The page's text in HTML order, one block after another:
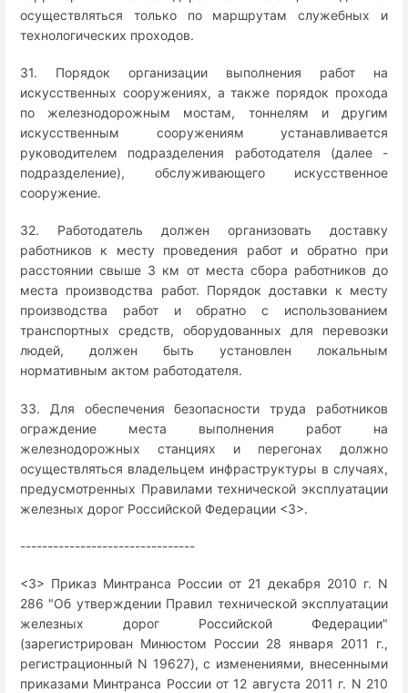
осуществляться только по маршрутам служебных и
технологических проходов.
31. Порядок организации выполнения работ на
искусственных сооружениях, а также порядок прохода
по железнодорожным мостам, тоннелям и другим
искусственным сооружениям устанавливается
руководителем подразделения работодателя (далее -
подразделение), обслуживающего искусственное
сооружение.
32. Работодатель должен организовать доставку
работников к месту проведения работ и обратно при
расстоянии свыше 3 км от места сбора работников до
места производства работ. Порядок доставки к месту
производства работ и обратно с использованием
транспортных средств, оборудованных для перевозки
людей, должен быть установлен локальным
нормативным актом работодателя.
33. Для обеспечения безопасности труда работников
ограждение места выполнения работ на
железнодорожных станциях и перегонах должно
осуществляться владельцем инфраструктуры в случаях,
предусмотренных Правилами технической эксплуатации
железных дорог Российской Федерации <3>.
--------------------------------
<3> Приказ Минтранса России от 21 декабря 2010 г. N
286 "Об утверждении Правил технической эксплуатации
железных дорог Российской Федерации"
(зарегистрирован Минюстом России 28 января 2011 г.,
регистрационный N 19627), с изменениями, внесенными
приказами Минтранса России от 12 августа 2011 г. N 210